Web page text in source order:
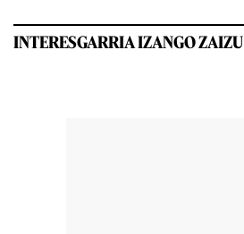
INTERESGARRIA IZANGO ZAIZU